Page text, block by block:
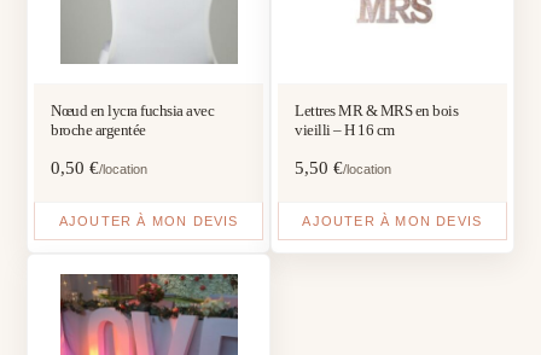
Nœud en lycra fuchsia avec
broche argentée
0,50€/location
AJOUTER À MON DEVIS
Lettres MR & MRS en bois
vieilli – H 16 cm
5,50 €/location
AJOUTER À MON DEVIS